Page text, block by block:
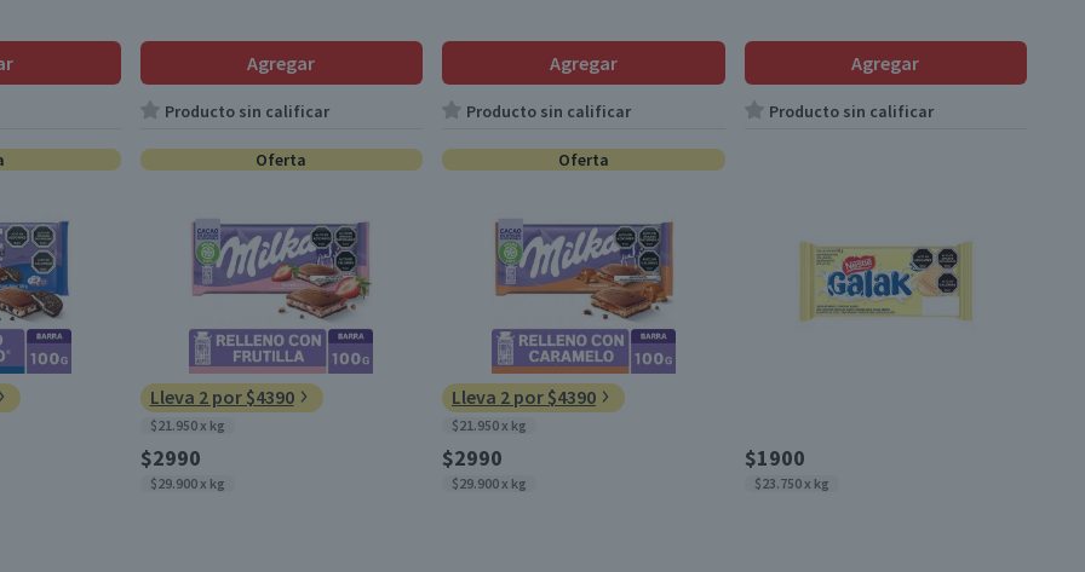
Agregar
Producto sin calificar
Agregar
Producto sin calificar
Agregar
Producto sin calificar
Oferta
Lleva 2 por $4390
$21.950 x kg
$2990
$29.900 x kg
Oferta
Lleva 2 por $4390
$21.950 x kg
$2990
$29.900 x kg
$1900
$23.750 x kg